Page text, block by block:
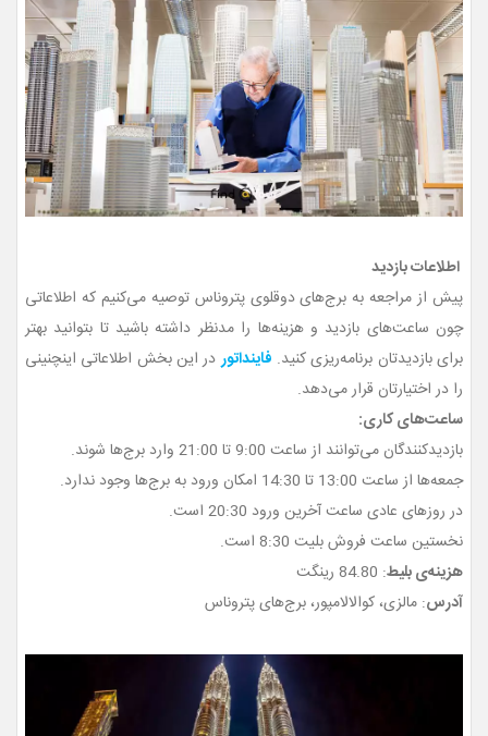
اطلاعات بازدید
پیش از مراجعه به برج‌های دوقلوی پتروناس توصیه می‌کنیم که اطلاعاتی
چون ساعت‌های بازدید و هزینه‌ها را مدنظر داشته باشید تا بتوانید بهتر
برای بازدیدتان برنامه‌ریزی کنید. فاینداتوردر این بخش اطلاعاتی اینچنینی
را در اختیارتان قرار می‌دهد.
ساعت‌های کاری:
بازدیدکنندگان می‌توانند از ساعت 9:00 تا 21:00 وارد برج‌ها شوند.
جمعه‌ها از ساعت 13:00 تا 14:30 امکان ورود به برج‌ها وجود ندارد.
در روزهای عادی ساعت آخرین ورود 20:30 است.
نخستین ساعت فروش بلیت 8:30 است.
هزینه‌ی بلیط: 84.80 رینگت
آدرس: مالزی، کوالالامپور، برج‌های پتروناس